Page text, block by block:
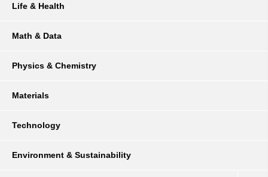
Life & Health
Math & Data
Physics & Chemistry
Materials
Technology
Environment & Sustainability